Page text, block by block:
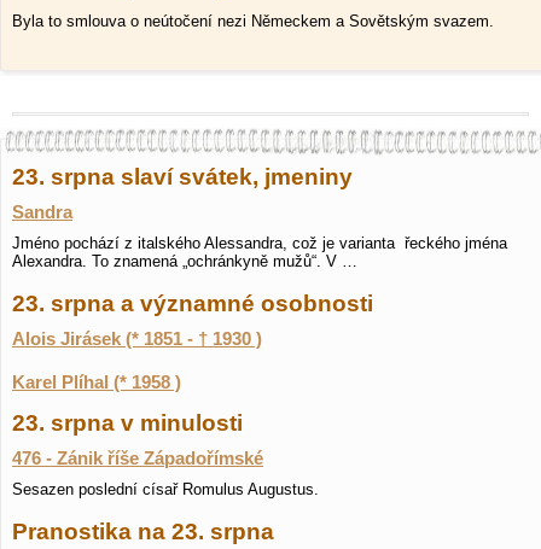
Byla to smlouva o neútočení nezi Německem a Sovětským svazem.
23. srpna slaví svátek, jmeniny
Sandra
Jméno pochází z italského Alessandra, což je varianta řeckého jména
Alexandra. To znamená „ochránkyně mužů“. V …
23. srpna a významné osobnosti
Alois Jirásek (* 1851 - † 1930 )
Karel Plíhal (* 1958 )
23. srpna v minulosti
476 - Zánik říše Západořímské
Sesazen poslední císař Romulus Augustus.
Pranostika na 23. srpna